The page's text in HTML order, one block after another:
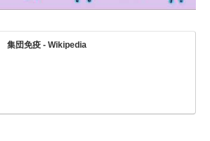
集団免疫 - Wikipedia